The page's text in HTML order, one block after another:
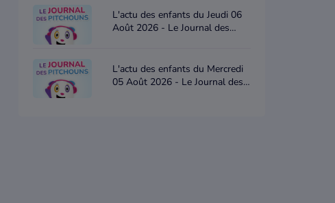
L'actu des enfants du Jeudi 06
Août 2026 - Le Journal des
L'actu des enfants du Mercredi
05 Août 2026 - Le Journal des